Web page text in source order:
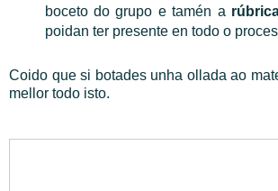
boceto do grupo e tamén a
poidan ter presente en todo o
Coido que si botades unha ollada ao
mellor todo isto.